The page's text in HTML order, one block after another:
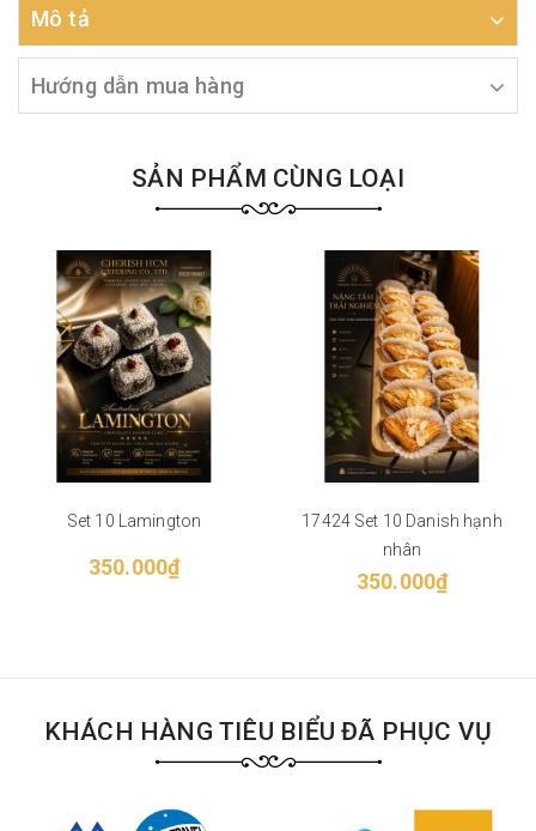
Mô tả
Hướng dẫn mua hàng
SẢN PHẨM CÙNG LOẠI
Set 10 Lamington
350.000₫
17424 Set 10 Danish hạnh
nhân
350.000₫
KHÁCH HÀNG TIÊU BIỂU ĐÃ PHỤC VỤ